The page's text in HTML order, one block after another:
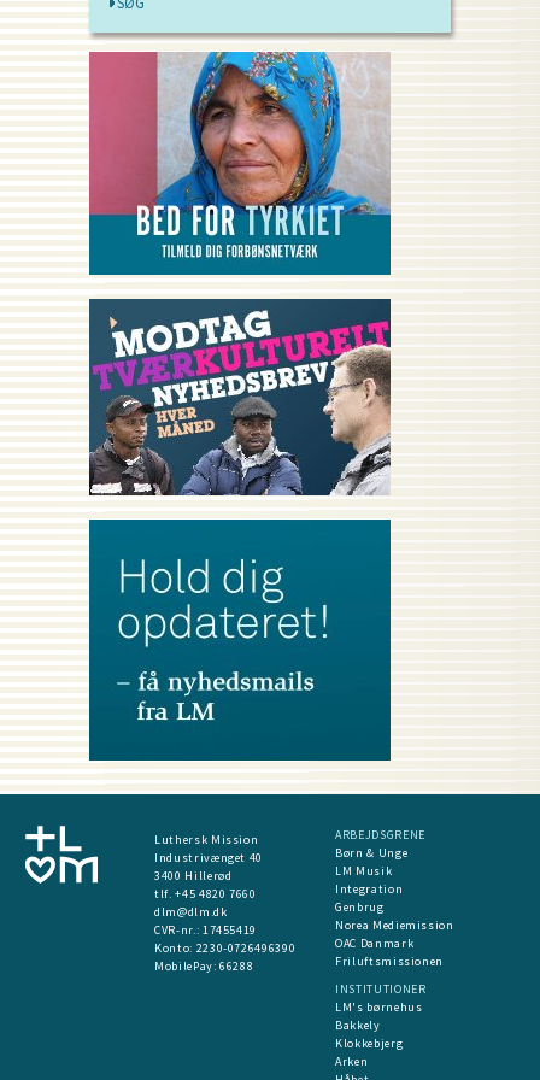
Luthersk Mission
Industrivænget 40
3400 Hillerød
tlf. +45 4820 7660
dlm@dlm.dk
CVR-nr.: 17455419
​Konto: 2230-0726496390
MobilePay:66288
ARBEJDSGRENE
Børn & Unge
LM Musik
Integration
Genbrug
Norea Mediemission
OAC Danmark
Friluftsmissionen
INSTITUTIONER
LM's børnehus
Bakkely
Klokkebjerg
Arken